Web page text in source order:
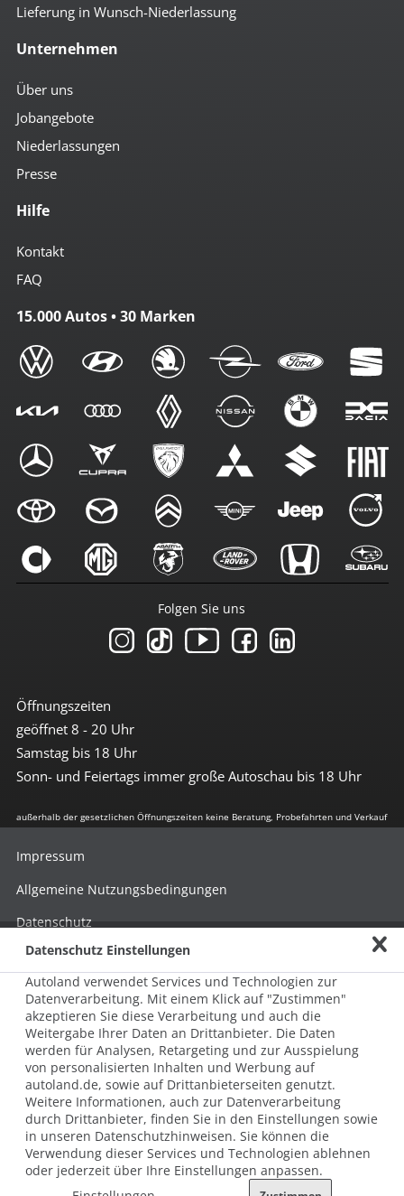
Lieferung in Wunsch-Niederlassung
Unternehmen
Über uns
Jobangebote
Niederlassungen
Presse
Hilfe
Kontakt
FAQ
15.000 Autos • 30 Marken
Öffnungszeiten
geöffnet 8 - 20 Uhr
Samstag bis 18 Uhr
Sonn- und Feiertags immer große Autoschau bis 18 Uhr
Folgen Sie uns
außerhalb der gesetzlichen Öffnungszeiten keine Beratung, Probefahrten und Verkauf
© 2026 AUTOLAND 24 SE & Co. Betriebs KG
Werner-von-Siemens-Str. 2, 06796 Brehna, Deutschland
Impressum
Allgemeine Nutzungsbedingungen
Datenschutz
Hinweisgebersystem nach HinSchG
Beschwerde nach LkSG
Grundsatzerklärung zum LkSG
Datenschutz Einstellungen
Autoland verwendet Services und Technologien zur
Datenverarbeitung. Mit einem Klick auf "Zustimmen"
akzeptieren Sie diese Verarbeitung und auch die
Weitergabe Ihrer Daten an Drittanbieter. Die Daten
werden für Analysen, Retargeting und zur Ausspielung
von personalisierten Inhalten und Werbung auf
autoland.de, sowie auf Drittanbieterseiten genutzt.
Weitere Informationen, auch zur Datenverarbeitung
durch Drittanbieter, finden Sie in den Einstellungen sowie
in unseren Datenschutzhinweisen. Sie können die
Verwendung dieser Services und Technologien ablehnen
oder jederzeit über Ihre Einstellungen anpassen.